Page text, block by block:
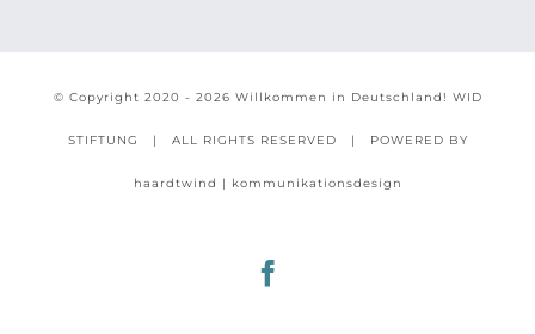
© Copyright 2020 - 2026 Willkommen in Deutschland! WID
STIFTUNG | ALL RIGHTS RESERVED | POWERED BY
haardtwind | kommunikationsdesign
Facebook